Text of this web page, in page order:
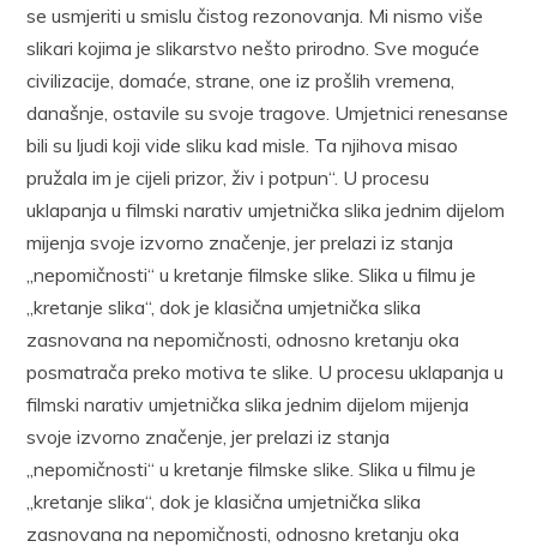
se usmjeriti u smislu čistog rezonovanja. Mi nismo više
slikari kojima je slikarstvo nešto prirodno. Sve moguće
civilizacije, domaće, strane, one iz prošlih vremena,
današnje, ostavile su svoje tragove. Umjetnici renesanse
bili su ljudi koji vide sliku kad misle. Ta njihova misao
pružala im je cijeli prizor, živ i potpun“. U procesu
uklapanja u filmski narativ umjetnička slika jednim dijelom
mijenja svoje izvorno značenje, jer prelazi iz stanja
„nepomičnosti“ u kretanje filmske slike. Slika u filmu je
„kretanje slika“, dok je klasična umjetnička slika
zasnovana na nepomičnosti, odnosno kretanju oka
posmatrača preko motiva te slike. U procesu uklapanja u
filmski narativ umjetnička slika jednim dijelom mijenja
svoje izvorno značenje, jer prelazi iz stanja
„nepomičnosti“ u kretanje filmske slike. Slika u filmu je
„kretanje slika“, dok je klasična umjetnička slika
zasnovana na nepomičnosti, odnosno kretanju oka